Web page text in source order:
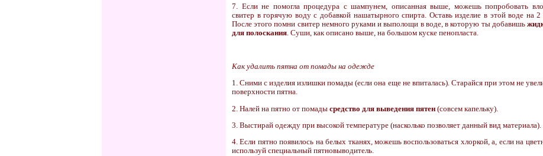
7. Если не помогла процедура с шампунем, описанная выше, можешь попробовать
свитер в горячую воду с добавкой нашатырного спирта. Оставь изделие в этой воде на 2
После этого помни свитер немного руками и выполощи в воде, в которую ты добавишь
для полоскания. Суши, как описано выше, на большом куске пенопласта.
Как удалить пятна от помады на одежде
1. Сними с изделия излишки помады (если она еще не впиталась). Старайся при этом не
поверхности пятна.
2. Налей на пятно от помады средство для выведения пятен (совсем капельку).
3. Выстирай одежду при высокой температуре (насколько позволяет данный вид материала).
4. Если пятно появилось на белых тканях, можешь воспользоваться хлоркой, а, если на
используй специальный пятновыводитель.